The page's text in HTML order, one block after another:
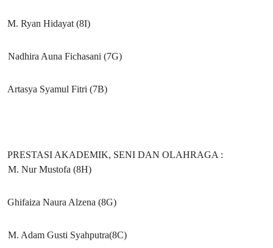
M. Ryan Hidayat (8I)
Nadhira Auna Fichasani (7G)
Artasya Syamul Fitri (7B)
PRESTASI AKADEMIK, SENI DAN OLAHRAGA :
M. Nur Mustofa (8H)
Ghifaiza Naura Alzena (8G)
M. Adam Gusti Syahputra(8C)